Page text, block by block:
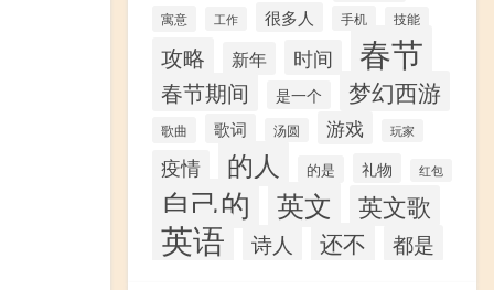
寓意 工作 很多人 手机 技能
攻略 新年 时间 春节
春节期间 是一个 梦幻西游
歌曲 歌词 汤圆 游戏 玩家
疫情 的人 的是 礼物 红包
自己的 英文 英文歌
英语 诗人 还不 都是